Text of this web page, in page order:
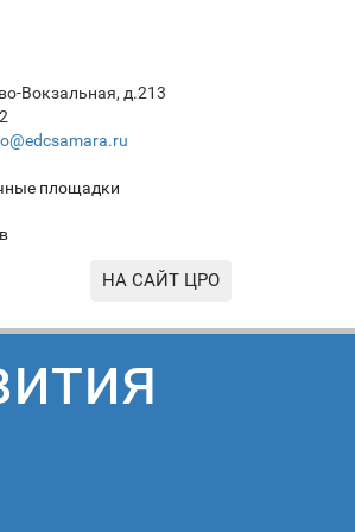
Вокзальная, д.213
площадки
НА САЙТ ЦРО